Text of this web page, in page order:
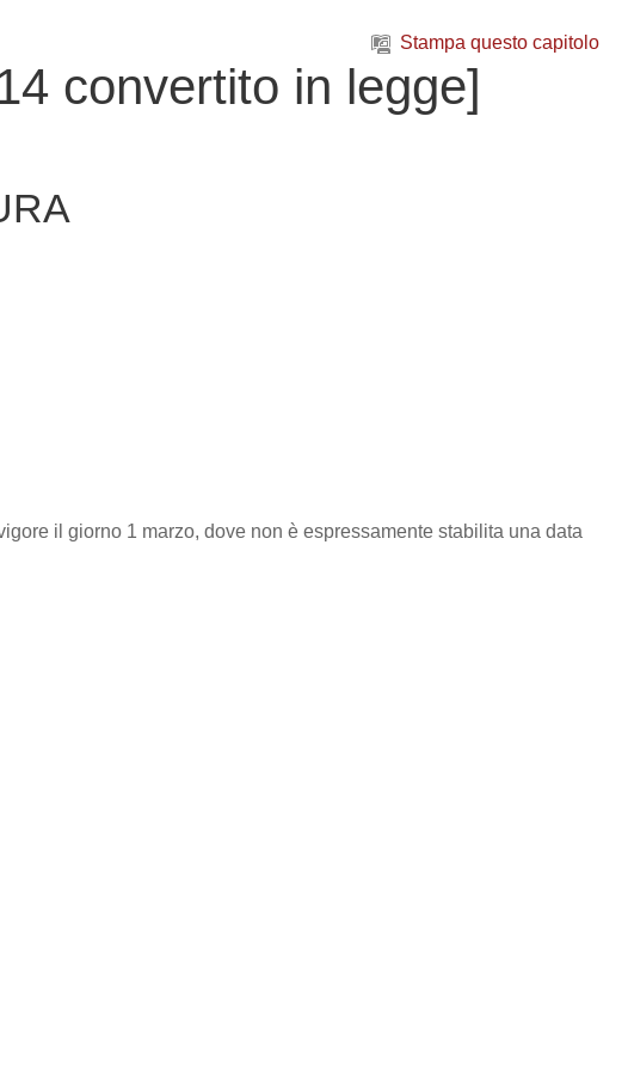
Stampa questo capitolo
convertito in legge]
il giorno 1 marzo, dove non è espressamente stabilita una data